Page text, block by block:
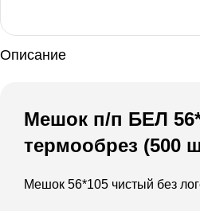
Описание
Мешок п/п БЕЛ
термообрез (500
Мешок 56*105 чистый без